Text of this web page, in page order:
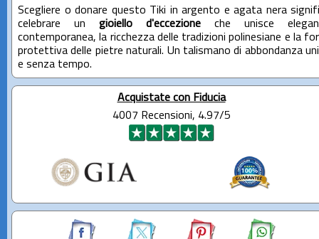
Scegliere o donare questo Tiki in argento e agata nera
celebrare ungioiello d'eccezione che unisce
contemporanea, la ricchezza delle tradizioni polinesiane e la
protettiva delle pietre naturali. Un talismano di abbondanza
e senza tempo.
Acquistate con Fiducia
4007 Recensioni, 4.97/5